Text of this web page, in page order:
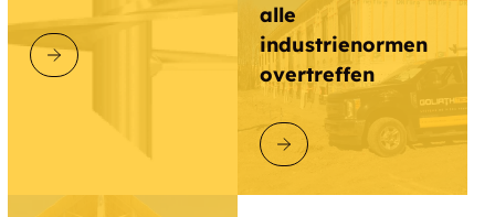
ONTDEK GOLIATHTECH
alle
industrienormen
overtreffen
ONTDEK GOLIATHTECH